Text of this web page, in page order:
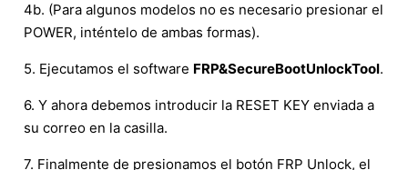
4b. (Para algunos modelos no es necesario presionar el
POWER, inténtelo de ambas formas).
5. Ejecutamos el software FRP&SecureBootUnlockTool.
6. Y ahora debemos introducir la RESET KEY enviada a
su correo en la casilla.
7. Finalmente de presionamos el botón FRP Unlock, el